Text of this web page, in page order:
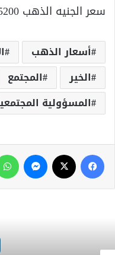
سعر الجنيه الذهب 25200 جنيها.
أسعار الذهب
الخير
المجتمع
المسؤولية